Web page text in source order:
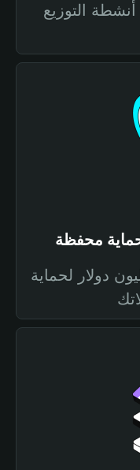
التوزيع
حماية بقيمة 300 مليون دولار لحماية